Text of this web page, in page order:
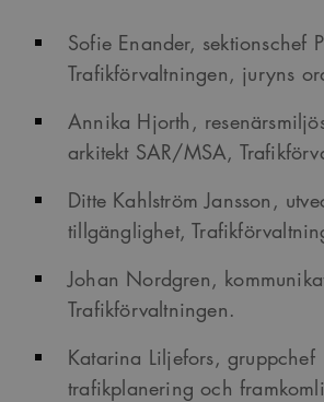
Sofie Enander, sektionschef
Trafikförvaltningen, juryns
Annika Hjorth,
arkitekt SAR/MSA,
Ditte Kahlström Jansson,
tillgänglighet,
Johan Nordgren,
Trafikförvaltningen.
Katarina Liljefors, gruppchef
trafikplanering och